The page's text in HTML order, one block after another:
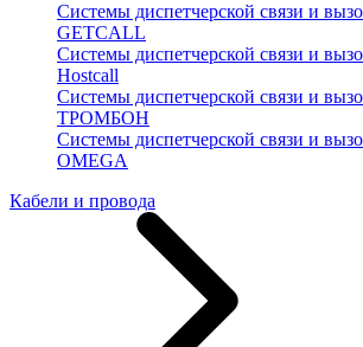
Системы диспетчерской связи и
GETCALL
Системы диспетчерской связи и
Hostcall
Системы диспетчерской связи и
ТРОМБОН
Системы диспетчерской связи и
OMEGA
Кабели и провода